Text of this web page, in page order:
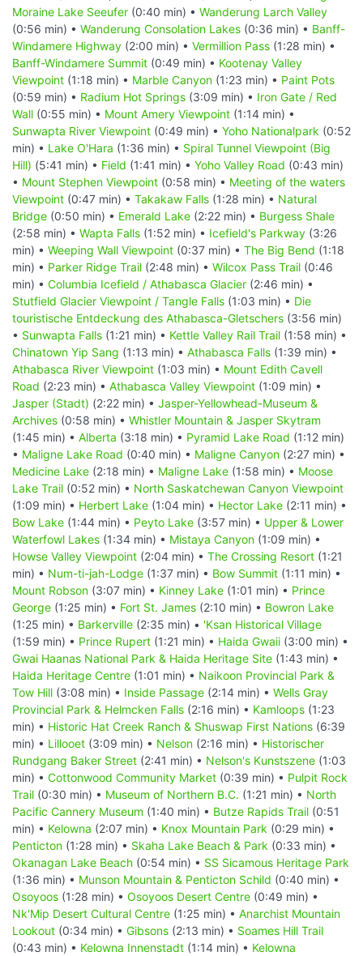
Moraine Lake Seeufer (0:40 min) • Wanderung Larch Valley
(0:56 min) • Wanderung Consolation Lakes (0:36 min) • Banff-
Windamere Highway (2:00 min) • Vermillion Pass (1:28 min) •
Banff-Windamere Summit (0:49 min) • Kootenay Valley
Viewpoint (1:18 min) • Marble Canyon (1:23 min) • Paint Pots
(0:59 min) • Radium Hot Springs (3:09 min) • Iron Gate / Red
Wall (0:55 min) • Mount Amery Viewpoint (1:14 min) •
Sunwapta River Viewpoint (0:49 min) • Yoho Nationalpark (0:52
min) • Lake O'Hara (1:36 min) • Spiral Tunnel Viewpoint (Big
Hill) (5:41 min) • Field (1:41 min) • Yoho Valley Road (0:43 min)
• Mount Stephen Viewpoint (0:58 min) • Meeting of the waters
Viewpoint (0:47 min) • Takakaw Falls (1:28 min) • Natural
Bridge (0:50 min) • Emerald Lake (2:22 min) • Burgess Shale
(2:58 min) • Wapta Falls (1:52 min) • Icefield's Parkway (3:26
min) • Weeping Wall Viewpoint (0:37 min) • The Big Bend (1:18
min) • Parker Ridge Trail (2:48 min) • Wilcox Pass Trail (0:46
min) • Columbia Icefield / Athabasca Glacier (2:46 min) •
Stutfield Glacier Viewpoint / Tangle Falls (1:03 min) • Die
touristische Entdeckung des Athabasca-Gletschers (3:56 min)
• Sunwapta Falls (1:21 min) • Kettle Valley Rail Trail (1:58 min) •
Chinatown Yip Sang (1:13 min) • Athabasca Falls (1:39 min) •
Athabasca River Viewpoint (1:03 min) • Mount Edith Cavell
Road (2:23 min) • Athabasca Valley Viewpoint (1:09 min) •
Jasper (Stadt) (2:22 min) • Jasper-Yellowhead-Museum &
Archives (0:58 min) • Whistler Mountain & Jasper Skytram
(1:45 min) • Alberta (3:18 min) • Pyramid Lake Road (1:12 min)
• Maligne Lake Road (0:40 min) • Maligne Canyon (2:27 min) •
Medicine Lake (2:18 min) • Maligne Lake (1:58 min) • Moose
Lake Trail (0:52 min) • North Saskatchewan Canyon Viewpoint
(1:09 min) • Herbert Lake (1:04 min) • Hector Lake (2:11 min) •
Bow Lake (1:44 min) • Peyto Lake (3:57 min) • Upper & Lower
Waterfowl Lakes (1:34 min) • Mistaya Canyon (1:09 min) •
Howse Valley Viewpoint (2:04 min) • The Crossing Resort (1:21
min) • Num-ti-jah-Lodge (1:37 min) • Bow Summit (1:11 min) •
Mount Robson (3:07 min) • Kinney Lake (1:01 min) • Prince
George (1:25 min) • Fort St. James (2:10 min) • Bowron Lake
(1:25 min) • Barkerville (2:35 min) • 'Ksan Historical Village
(1:59 min) • Prince Rupert (1:21 min) • Haida Gwaii (3:00 min) •
Gwai Haanas National Park & Haida Heritage Site (1:43 min) •
Haida Heritage Centre (1:01 min) • Naikoon Provincial Park &
Tow Hill (3:08 min) • Inside Passage (2:14 min) • Wells Gray
Provincial Park & Helmcken Falls (2:16 min) • Kamloops (1:23
min) • Historic Hat Creek Ranch & Shuswap First Nations (6:39
min) • Lillooet (3:09 min) • Nelson (2:16 min) • Historischer
Rundgang Baker Street (2:41 min) • Nelson's Kunstszene (1:03
min) • Cottonwood Community Market (0:39 min) • Pulpit Rock
Trail (0:30 min) • Museum of Northern B.C. (1:21 min) • North
Pacific Cannery Museum (1:40 min) • Butze Rapids Trail (0:51
min) • Kelowna (2:07 min) • Knox Mountain Park (0:29 min) •
Penticton (1:28 min) • Skaha Lake Beach & Park (0:33 min) •
Okanagan Lake Beach (0:54 min) • SS Sicamous Heritage Park
(1:36 min) • Munson Mountain & Penticton Schild (0:40 min) •
Osoyoos (1:28 min) • Osoyoos Desert Centre (0:49 min) •
Nk'Mip Desert Cultural Centre (1:25 min) • Anarchist Mountain
Lookout (0:34 min) • Gibsons (2:13 min) • Soames Hill Trail
(0:43 min) • Kelowna Innenstadt (1:14 min) • Kelowna